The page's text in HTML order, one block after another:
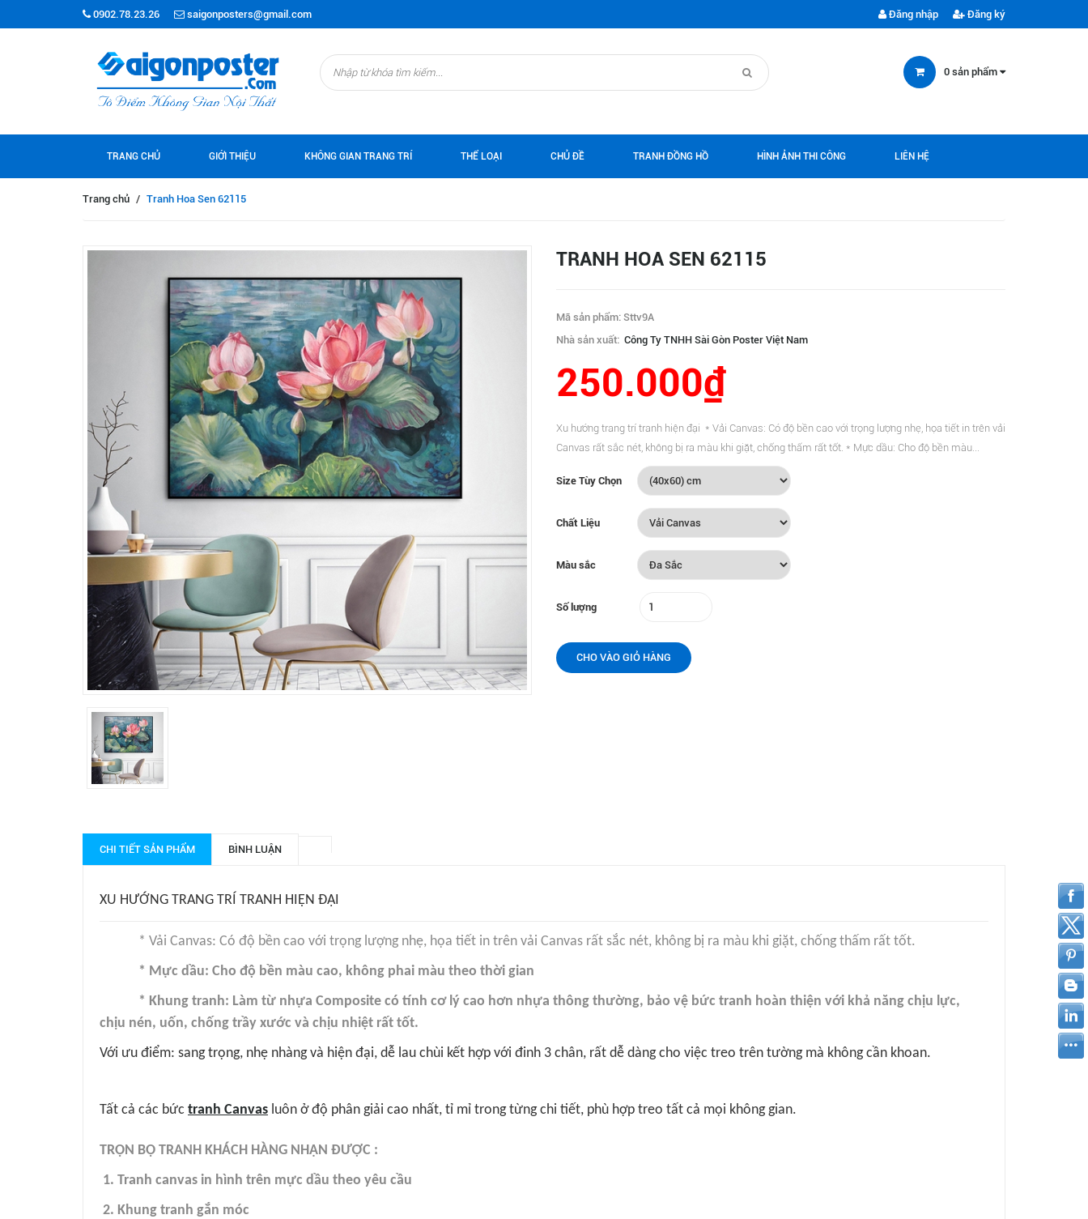
0902.78.23.26 saigonposters@gmail.com Đăng nhập Đăng ký
0 sản phẩm
TRANG CHỦ GIỚI THIỆU KHÔNG GIAN TRANG TRÍ THỂ LOẠI CHỦ ĐỀ TRANH ĐỒNG HỒ HÌNH ẢNH THI CÔNG LIÊN HỆ
Trang chủ / Tranh Hoa Sen 62115
TRANH HOA SEN 62115
Mã sản phẩm: Sttv9A
Nhà sản xuất: Công Ty TNHH Sài Gòn Poster Việt Nam
250.000₫
Xu hướng trang trí tranh hiện đại * Vải Canvas: Có độ bền cao với trọng lượng nhẹ, họa tiết in trên vải
Canvas rất sắc nét, không bị ra màu khi giặt, chống thấm rất tốt. * Mực dầu: Cho độ bền màu...
Size Tùy Chọn
Chất Liệu
Màu sắc
Số lượng
CHO VÀO GIỎ HÀNG
CHI TIẾT SẢN PHẨM BÌNH LUẬN
XU HƯỚNG TRANG TRÍ TRANH HIỆN ĐẠI
* Vải Canvas: Có độ bền cao với trọng lượng nhẹ, họa tiết in trên vải Canvas rất sắc nét, không bị ra màu khi giặt, chống thấm rất tốt.
* Mực dầu: Cho độ bền màu cao, không phai màu theo thời gian
* Khung tranh: Làm từ nhựa Composite có tính cơ lý cao hơn nhựa thông thường, bảo vệ bức tranh hoàn thiện với khả năng chịu lực,
chịu nén, uốn, chống trầy xước và chịu nhiệt rất tốt.
Với ưu điểm: sang trọng, nhẹ nhàng và hiện đại, dễ lau chùi kết hợp với đinh 3 chân, rất dễ dàng cho việc treo trên tường mà không cần khoan.
Tất cả các bức tranh Canvas luôn ở độ phân giải cao nhất, tỉ mỉ trong từng chi tiết, phù hợp treo tất cả mọi không gian.
TRỌN BỘ TRANH KHÁCH HÀNG NHẬN ĐƯỢC :
1. Tranh canvas in hình trên mực dầu theo yêu cầu
2. Khung tranh gắn móc